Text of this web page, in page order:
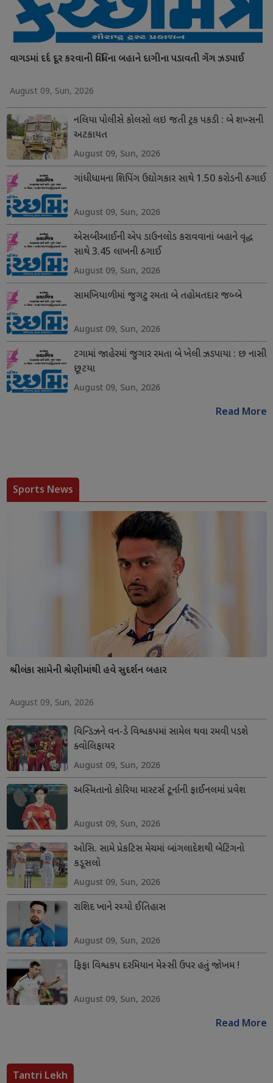
વાગડમાં દર્દ દૂર કરવાની વિધિના બહાને દાગીના પડાવતી ગેંગ ઝડપાઈ
August 09, Sun, 2026
નલિયા પોલીસે કોલસો લઇ જતી ટ્રક પકડી : બે શખ્સની
અટકાયત
August 09, Sun, 2026
ગાંધીધામના શિપિંગ ઉદ્યોગકાર સાથે 1.50 કરોડની ઠગાઈ
August 09, Sun, 2026
એસબીઆઈની એપ ડાઉનલોડ કરાવવાનાં બહાને વૃદ્ધ
સાથે 3.45 લાખની ઠગાઈ
August 09, Sun, 2026
સામખિયાળીમાં જુગટુ રમતા બે તહોમતદાર જબ્બે
August 09, Sun, 2026
ટગામાં જાહેરમાં જુગાર રમતા બે ખેલી ઝડપાયા : છ નાસી
છૂટયા
August 09, Sun, 2026
Read More
Sports News
શ્રીલંકા સામેની શ્રેણીમાંથી હવે સુદર્શન બહાર
August 09, Sun, 2026
વિન્ડિઝને વન-ડે વિશ્વકપમાં સામેલ થવા રમવી પડશે
ક્વોલિફાયર
August 09, Sun, 2026
અસ્મિતાનો કોરિયા માસ્ટર્સ ટૂર્નાની ફાઈનલમાં પ્રવેશ
August 09, Sun, 2026
ઓસિ. સામે પ્રેકટિસ મેચમાં બાંગલાદેશથી બેટિંગનો
કડૂસલો
August 09, Sun, 2026
રાશિદ ખાને રચ્યો ઈતિહાસ
August 09, Sun, 2026
ફિફા વિશ્વકપ દરમિયાન મેસ્સી ઉપર હતું જોખમ !
August 09, Sun, 2026
Read More
Tantri Lekh